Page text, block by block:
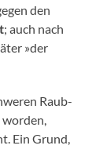
den
; auch nach
»der
Raub-
worden,
Ein Grund,